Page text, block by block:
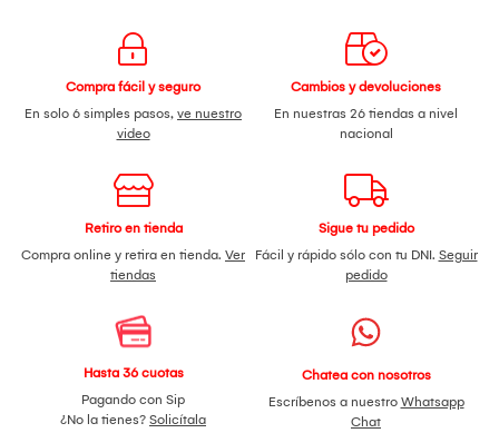
Compra fácil y seguro
En solo 6 simples pasos, ve nuestro
video
Cambios y devoluciones
En nuestras 26 tiendas a nivel
nacional
Retiro en tienda
Compra online y retira en tienda. Ver
tiendas
Sigue tu pedido
Fácil y rápido sólo con tu DNI. Seguir
pedido
Hasta 36 cuotas
Pagando con Sip
¿No la tienes? Solicítala
Chatea con nosotros
Escríbenos a nuestro Whatsapp
Chat